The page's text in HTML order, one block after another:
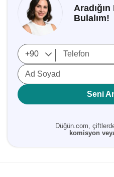
Bulalım!
Ad Soyad
Seni
Düğün.com,
komisyon